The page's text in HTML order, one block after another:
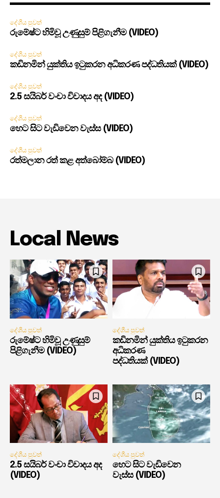
දේශීය පුවත්
රුමේෂ්ට හිමිවූ උණුසුම් පිළිගැනීම (VIDEO)
දේශීය පුවත්
කඩිනමින් යුක්තිය ඉටුකරන අධිකරණ පද්ධතියක් (VIDEO)
දේශීය පුවත්
2.5 සයිබර් වංචා විවාදය අද (VIDEO)
දේශීය පුවත්
හෙට සිට වැඩිවෙන වැස්ස (VIDEO)
දේශීය පුවත්
රත්මලාන රත් කළ අත්බෝම්බ (VIDEO)
Local News
දේශීය පුවත්
රුමේෂ්ට හිමිවූ උණුසුම්
පිළිගැනීම (VIDEO)
දේශීය පුවත්
කඩිනමින් යුක්තිය ඉටුකරන
අධිකරණ
පද්ධතියක් (VIDEO)
දේශීය පුවත්
2.5 සයිබර් වංචා විවාදය අද
(VIDEO)
දේශීය පුවත්
හෙට සිට වැඩිවෙන
වැස්ස (VIDEO)